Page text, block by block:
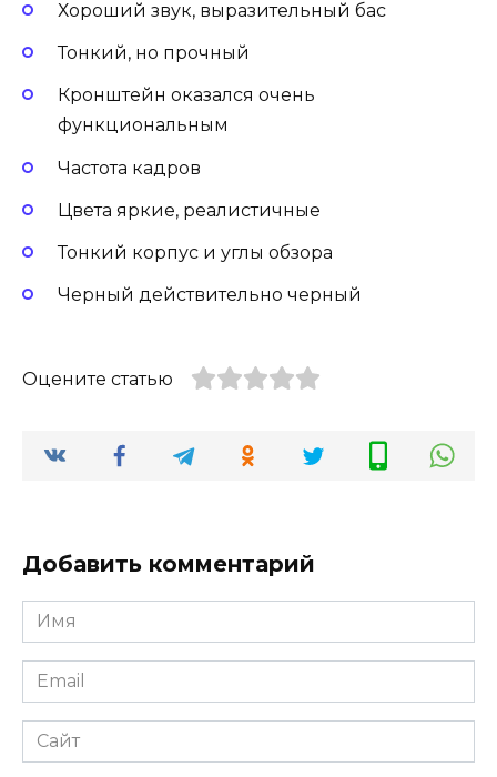
Хороший звук, выразительный бас
Тонкий, но прочный
Кронштейн оказался очень
функциональным
Частота кадров
Цвета яркие, реалистичные
Тонкий корпус и углы обзора
Черный действительно черный
Оцените статью
Добавить комментарий
Имя
Email
Сайт